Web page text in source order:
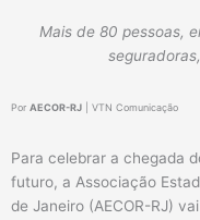
Mais de 80 pessoas,
Por AECOR-RJ | VTN Comunicação
Para celebrar a chegada
futuro, a Associação
de Janeiro (AECOR-RJ)